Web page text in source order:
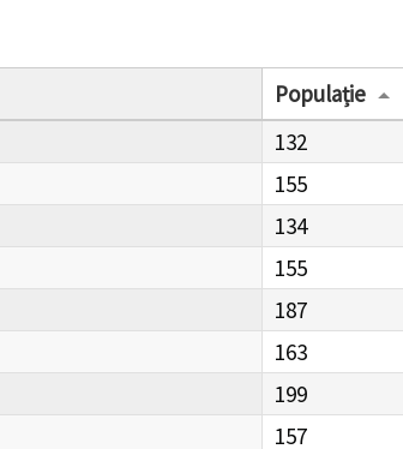
Populație
132
155
134
155
187
163
199
157